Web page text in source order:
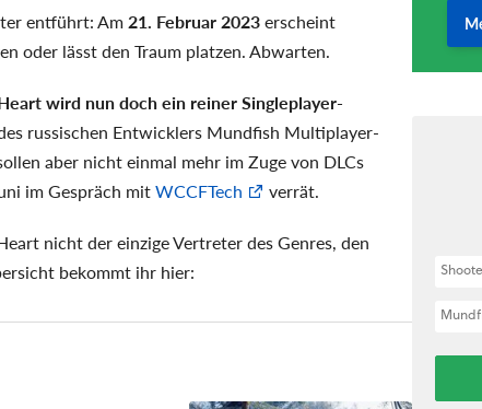
entführt: Am21. Februar 2023erscheint
oder lässt den Traum platzen. Abwarten.
wird nun doch ein reiner Singleplayer-
russischen Entwicklers Mundfish Multiplayer-
aber nicht einmal mehr im Zuge von DLCs
im Gespräch mitWCCFTech verrät.
nicht der einzige Vertreter des Genres, den
bekommt ihr hier: